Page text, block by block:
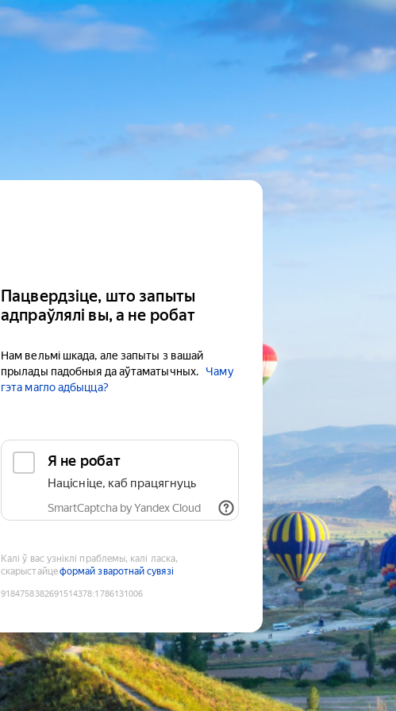
Пацвердзіце, што запыты
адпраўлялі вы, а не робат
Нам вельмі шкада, але запыты з вашай
прылады падобныя да аўтаматычных.
Чаму
гэта магло адбыцца?
Я не робат
Націсніце, каб працягнуць
SmartCaptcha by Yandex Cloud
Калі ў вас узніклі праблемы, калі ласка,
скарыстайцеформай зваротнай сувязі
9184758382691514378:1786131006